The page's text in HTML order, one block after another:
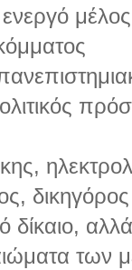
ενεργό
δίκαιο,
των